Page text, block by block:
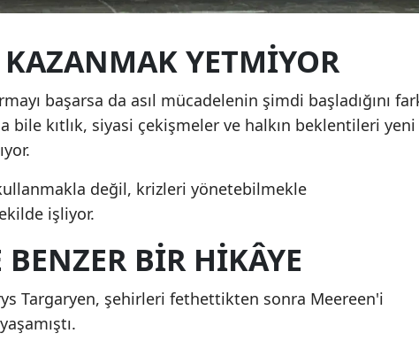
YETMIYOR
başarsa da asıl mücadelenin şimdi başladığını
bile kıtlık, siyasi çekişmeler ve halkın beklentileri yeni
değil, krizleri yönetebilmekle
işliyor.
BENZER BIR HIKÂYE
Targaryen, şehirleri fethettikten sonra Meereen'i